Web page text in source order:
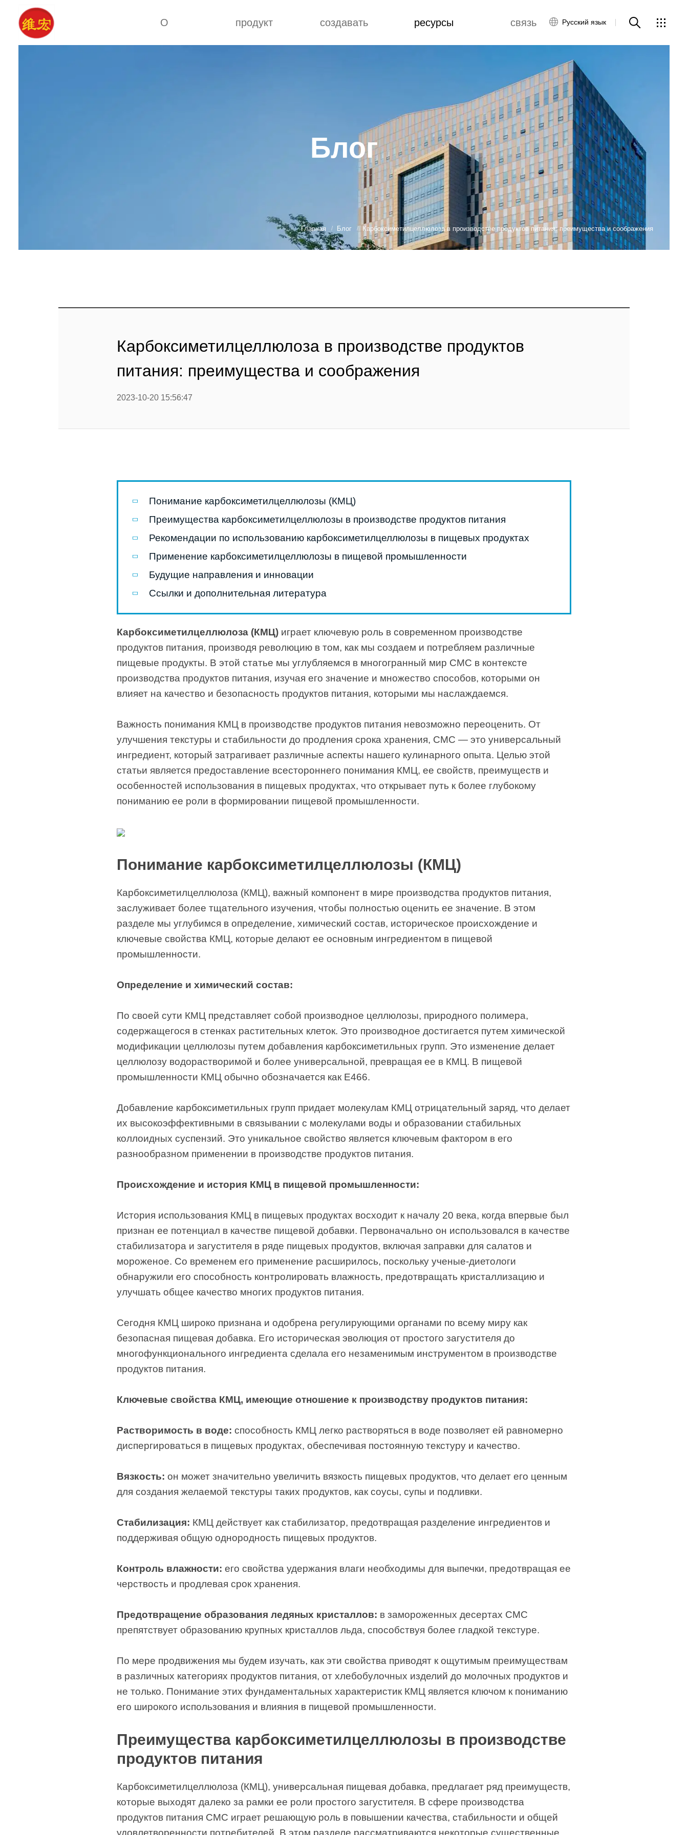
О продукт создавать ресурсы
блог
связь
обслуживание
клиентов
связаться с нами
Глобальная сеть
Русский язык
Блог
Главная Блог Карбоксиметилцеллюлоза в производстве продуктов питания: преимущества и соображения
Карбоксиметилцеллюлоза в производстве продуктов
питания: преимущества и соображения
2023-10-20 15:56:47
Понимание карбоксиметилцеллюлозы (КМЦ)
Преимущества карбоксиметилцеллюлозы в производстве продуктов питания
Рекомендации по использованию карбоксиметилцеллюлозы в пищевых продуктах
Применение карбоксиметилцеллюлозы в пищевой промышленности
Будущие направления и инновации
Ссылки и дополнительная литература
Карбоксиметилцеллюлоза (КМЦ) играет ключевую роль в современном производстве
продуктов питания, производя революцию в том, как мы создаем и потребляем различные
пищевые продукты. В этой статье мы углубляемся в многогранный мир CMC в контексте
производства продуктов питания, изучая его значение и множество способов, которыми он
влияет на качество и безопасность продуктов питания, которыми мы наслаждаемся.
Важность понимания КМЦ в производстве продуктов питания невозможно переоценить. От
улучшения текстуры и стабильности до продления срока хранения, CMC — это универсальный
ингредиент, который затрагивает различные аспекты нашего кулинарного опыта. Целью этой
статьи является предоставление всестороннего понимания КМЦ, ее свойств, преимуществ и
особенностей использования в пищевых продуктах, что открывает путь к более глубокому
пониманию ее роли в формировании пищевой промышленности.
Понимание карбоксиметилцеллюлозы (КМЦ)
Карбоксиметилцеллюлоза (КМЦ), важный компонент в мире производства продуктов питания,
заслуживает более тщательного изучения, чтобы полностью оценить ее значение. В этом
разделе мы углубимся в определение, химический состав, историческое происхождение и
ключевые свойства КМЦ, которые делают ее основным ингредиентом в пищевой
промышленности.
Определение и химический состав:
По своей сути КМЦ представляет собой производное целлюлозы, природного полимера,
содержащегося в стенках растительных клеток. Это производное достигается путем химической
модификации целлюлозы путем добавления карбоксиметильных групп. Это изменение делает
целлюлозу водорастворимой и более универсальной, превращая ее в КМЦ. В пищевой
промышленности КМЦ обычно обозначается как E466.
Добавление карбоксиметильных групп придает молекулам КМЦ отрицательный заряд, что делает
их высокоэффективными в связывании с молекулами воды и образовании стабильных
коллоидных суспензий. Это уникальное свойство является ключевым фактором в его
разнообразном применении в производстве продуктов питания.
Происхождение и история КМЦ в пищевой промышленности:
История использования КМЦ в пищевых продуктах восходит к началу 20 века, когда впервые был
признан ее потенциал в качестве пищевой добавки. Первоначально он использовался в качестве
стабилизатора и загустителя в ряде пищевых продуктов, включая заправки для салатов и
мороженое. Со временем его применение расширилось, поскольку ученые-диетологи
обнаружили его способность контролировать влажность, предотвращать кристаллизацию и
улучшать общее качество многих продуктов питания.
Сегодня КМЦ широко признана и одобрена регулирующими органами по всему миру как
безопасная пищевая добавка. Его историческая эволюция от простого загустителя до
многофункционального ингредиента сделала его незаменимым инструментом в производстве
продуктов питания.
Ключевые свойства КМЦ, имеющие отношение к производству продуктов питания:
Растворимость в воде: способность КМЦ легко растворяться в воде позволяет ей равномерно
диспергироваться в пищевых продуктах, обеспечивая постоянную текстуру и качество.
Вязкость: он может значительно увеличить вязкость пищевых продуктов, что делает его ценным
для создания желаемой текстуры таких продуктов, как соусы, супы и подливки.
Стабилизация: КМЦ действует как стабилизатор, предотвращая разделение ингредиентов и
поддерживая общую однородность пищевых продуктов.
Контроль влажности: его свойства удержания влаги необходимы для выпечки, предотвращая ее
черствость и продлевая срок хранения.
Предотвращение образования ледяных кристаллов: в замороженных десертах CMC
препятствует образованию крупных кристаллов льда, способствуя более гладкой текстуре.
По мере продвижения мы будем изучать, как эти свойства приводят к ощутимым преимуществам
в различных категориях продуктов питания, от хлебобулочных изделий до молочных продуктов и
не только. Понимание этих фундаментальных характеристик КМЦ является ключом к пониманию
его широкого использования и влияния в пищевой промышленности.
Преимущества карбоксиметилцеллюлозы в производстве
продуктов питания
Карбоксиметилцеллюлоза (КМЦ), универсальная пищевая добавка, предлагает ряд преимуществ,
которые выходят далеко за рамки ее роли простого загустителя. В сфере производства
продуктов питания CMC играет решающую роль в повышении качества, стабильности и общей
удовлетворенности потребителей. В этом разделе рассматриваются некоторые существенные